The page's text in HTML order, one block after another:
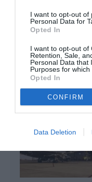
I want to opt-out of
Personal Data for
Opted In
I want to opt-out of
Retention, Sale,
Personal Data that
Purposes for which
Opted In
CONFIRM
Data Deletion
french blue la Réunion